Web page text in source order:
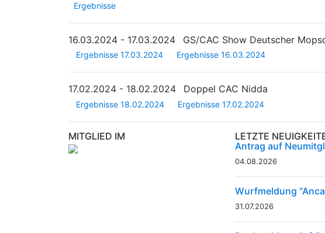
Ergebnisse
16.03.2024 - 17.03.2024 GS/CAC Show Deutscher
Ergebnisse 17.03.2024 Ergebnisse 16.03.2024
17.02.2024 - 18.02.2024 Doppel CAC Nidda
Ergebnisse 18.02.2024 Ergebnisse 17.02.2024
MITGLIED IM
LETZTE
Antrag auf
04.08.2026
Wurfmeldung
31.07.2026